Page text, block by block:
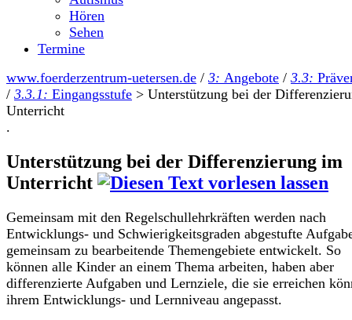
Hören
Sehen
Termine
www.foerderzentrum-uetersen.de / 3: Angebote / 3.3:
/ 3.3.1: Eingangsstufe > Unterstützung bei der
Unterricht
.
Unterstützung bei der Differenzierung im
Unterricht
Gemeinsam mit den Regelschullehrkräften werden nach
Entwicklungs- und Schwierigkeitsgraden abgestufte
gemeinsam zu bearbeitende Themengebiete entwickelt. So
können alle Kinder an einem Thema arbeiten, haben aber
differenzierte Aufgaben und Lernziele, die sie erreichen
ihrem Entwicklungs- und Lernniveau angepasst.